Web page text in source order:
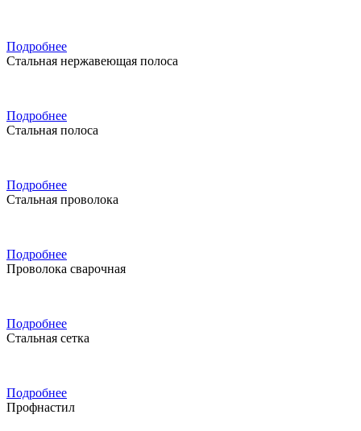
Подробнее
Стальная нержавеющая полоса
Подробнее
Стальная полоса
Подробнее
Стальная проволока
Подробнее
Проволока сварочная
Подробнее
Стальная сетка
Подробнее
Профнастил